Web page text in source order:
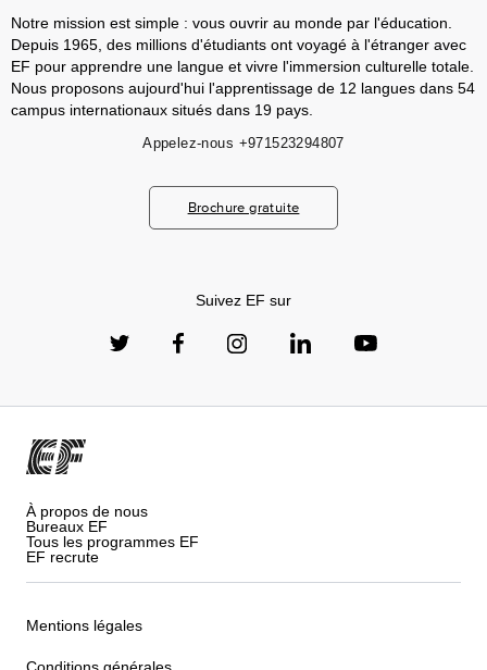
Notre mission est simple : vous ouvrir au monde par l'éducation.
Depuis 1965, des millions d'étudiants ont voyagé à l'étranger avec
EF pour apprendre une langue et vivre l'immersion culturelle totale.
Nous proposons aujourd'hui l'apprentissage de 12 langues dans 54
campus internationaux situés dans 19 pays.
Appelez-nous +971523294807
Brochure gratuite
Suivez EF sur
À propos de nous
Bureaux EF
Tous les programmes EF
EF recrute
Mentions légales